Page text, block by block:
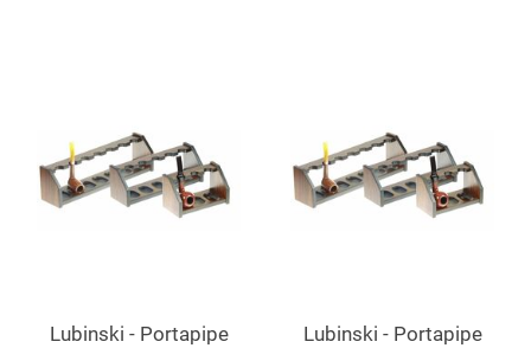
Lubinski - Portapipe
Lubinski - Portapipe